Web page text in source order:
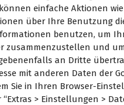
einfache Aktionen
über Ihre Benutzung
benutzen, um
zusammenzustellen und
an Dritte
mit anderen Daten der
Sie in Ihren Browser-
> Einstellungen >